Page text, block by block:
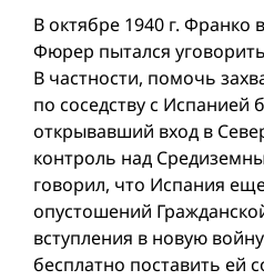
В октябре 1940 г. Франко
Фюрер пытался
В частности, помочь
по соседству с Испанией
открывавший вход в
контроль над
говорил, что Испания
опустошений
вступления в новую
бесплатно поставить ей